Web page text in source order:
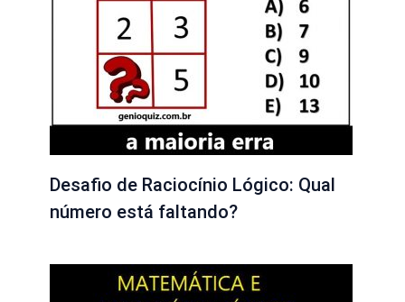
Desafio de Raciocínio Lógico: Qual
número está faltando?